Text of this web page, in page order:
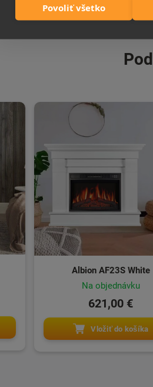
Povoliť všetko
Albion AF23S White
Na objednávku
621,00 €
Vložiť do košíka